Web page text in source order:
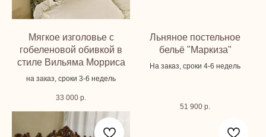
Мягкое изголовье с
гобеленовой обивкой в
стиле Вильяма Морриса
на заказ, сроки 3-6 недель
33 000 р.
Льняное постельное
бельё "Маркиза"
На заказ, сроки 4-6 недель
51 900 р.